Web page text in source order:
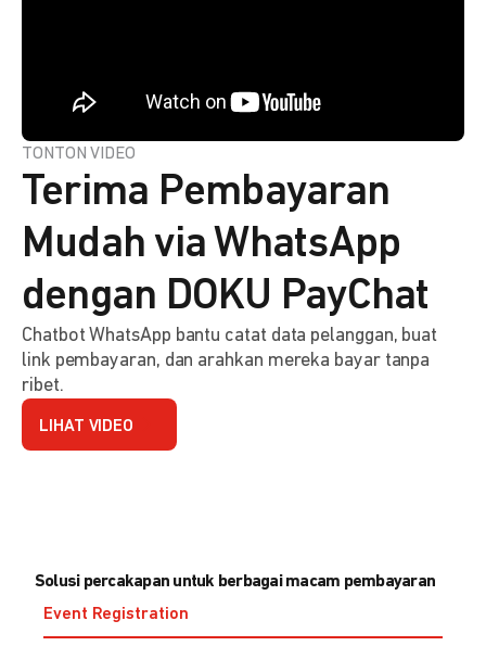
TONTON VIDEO
Terima Pembayaran
Mudah via WhatsApp
dengan DOKU PayChat
Chatbot WhatsApp bantu catat data pelanggan, buat
link pembayaran, dan arahkan mereka bayar tanpa
ribet.
LIHAT VIDEO
Solusi percakapan untuk berbagai macam pembayaran
Event Registration